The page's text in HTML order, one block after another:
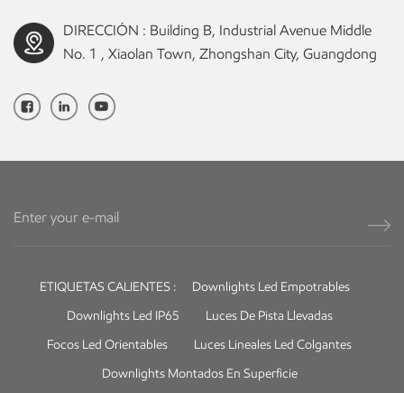
DIRECCIÓN : Building B, Industrial Avenue Middle
No. 1 , Xiaolan Town, Zhongshan City, Guangdong
ETIQUETAS CALIENTES :
Downlights Led Empotrables
Downlights Led IP65
Luces De Pista Llevadas
Focos Led Orientables
Luces Lineales Led Colgantes
Downlights Montados En Superficie